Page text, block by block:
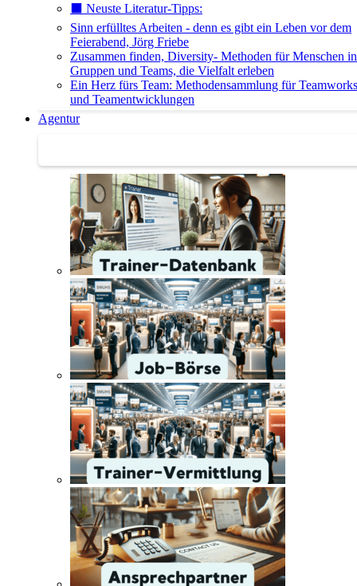
⬛️ Neuste Literatur-Tipps:
Sinn erfülltes Arbeiten - denn es gibt ein Leben vor dem
Feierabend, Jörg Friebe
Zusammen finden, Diversity- Methoden für Menschen in
Gruppen und Teams, die Vielfalt erleben
Ein Herz fürs Team: Methodensammlung für
und Teamentwicklungen
Agentur